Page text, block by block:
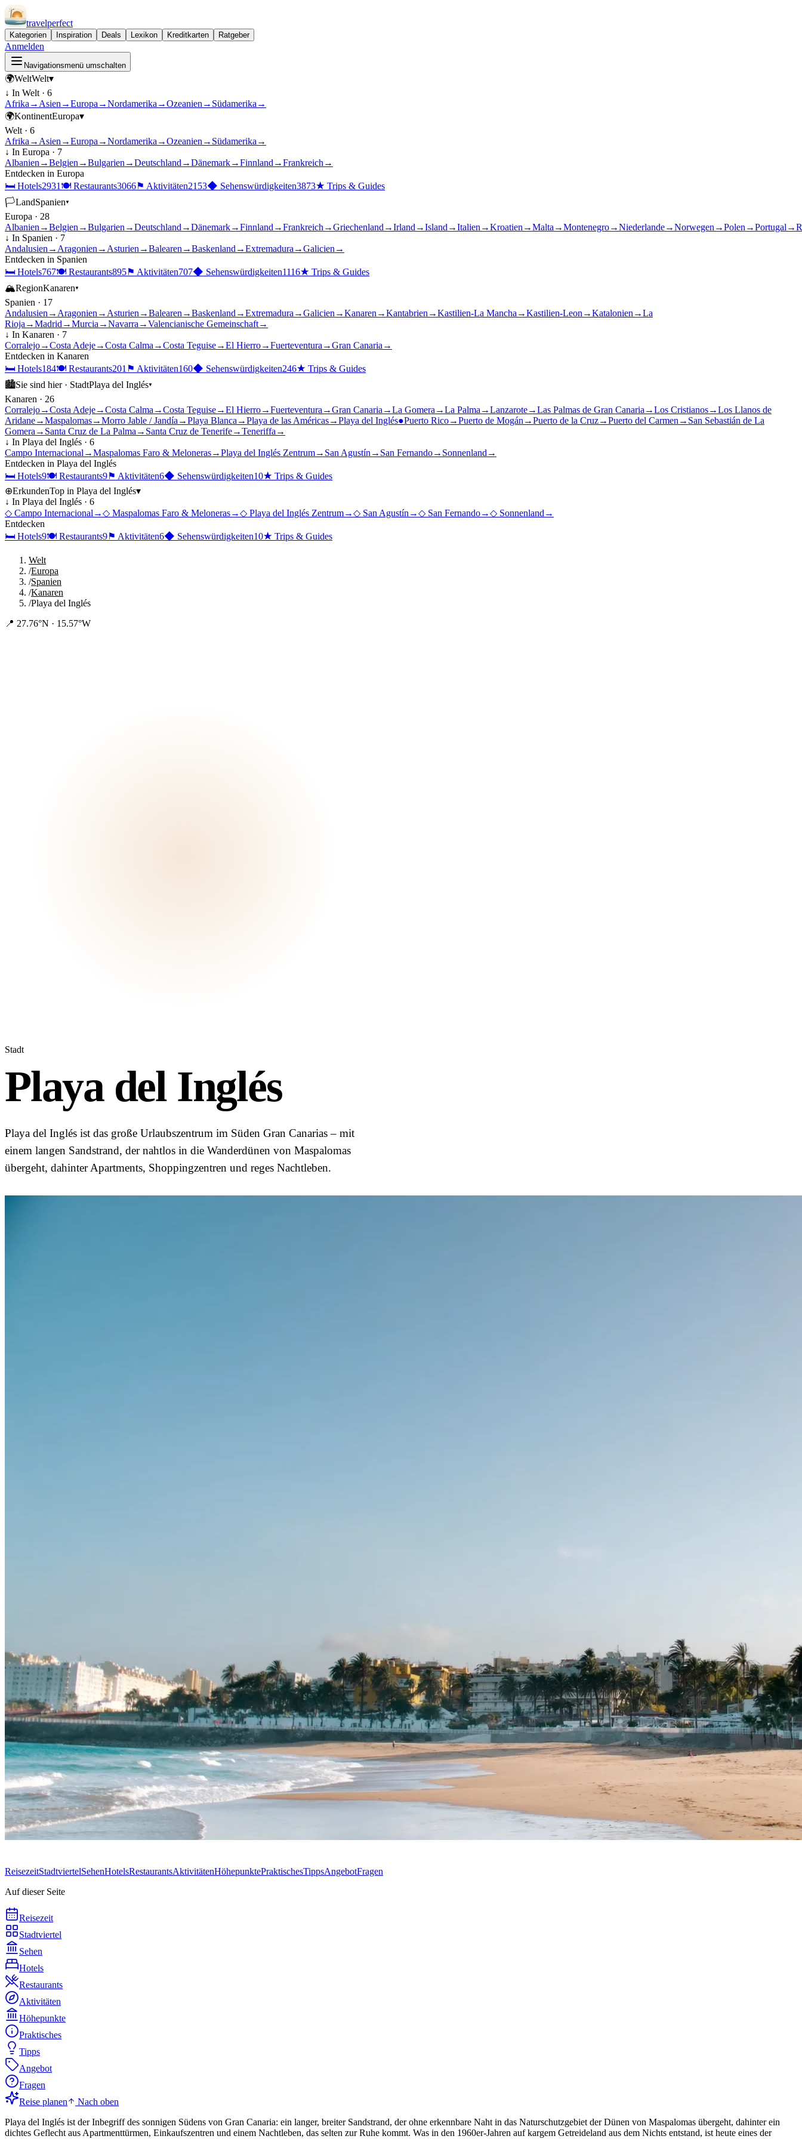
travelperfect
Kategorien Inspiration Deals Lexikon Kreditkarten Ratgeber
Anmelden
Navigationsmenü umschalten
🌍WeltWelt▾
↓ In Welt · 6
Afrika → Asien →Europa →Nordamerika →Ozeanien → Südamerika →
🌍KontinentEuropa▾
Welt · 6
Afrika → Asien →Europa →Nordamerika →Ozeanien → Südamerika →
↓ In Europa · 7
Albanien →Belgien →Bulgarien →Deutschland →Dänemark→Finnland →Frankreich →
Entdecken in Europa
🛏 Hotels2931 🍽 Restaurants3066⚑ Aktivitäten2153◆ Sehenswürdigkeiten3873★ Trips & Guides
🏳LandSpanien▾
Europa · 28
Albanien →Belgien →Bulgarien →Deutschland →Dänemark→Finnland →Frankreich →Griechenland →Irland →Island →Italien →Kroatien →Malta →Montenegro→Niederlande→Norwegen →Polen →Portugal →
↓ In Spanien · 7
Andalusien → Aragonien → Asturien →Balearen →Baskenland →Extremadura →Galicien →
Entdecken in Spanien
🛏 Hotels767🍽 Restaurants895⚑ Aktivitäten707◆ Sehenswürdigkeiten1116★ Trips & Guides
🏔RegionKanaren▾
Spanien · 17
Andalusien → Aragonien → Asturien →Balearen →Baskenland →Extremadura →Galicien →Kanaren →Kantabrien →Kastilien-La Mancha →Kastilien-Leon →Katalonien →La
Rioja →Madrid →Murcia →Navarra →Valencianische Gemeinschaft→
↓ In Kanaren · 7
Corralejo→Costa Adeje→Costa Calma →Costa Teguise→El Hierro→Fuerteventura →Gran Canaria →
Entdecken in Kanaren
🛏 Hotels184🍽 Restaurants201 ⚑ Aktivitäten160◆ Sehenswürdigkeiten246★ Trips & Guides
🏙Sie sind hier · StadtPlaya del Inglés▾
Kanaren · 26
Corralejo→Costa Adeje→Costa Calma →Costa Teguise→El Hierro→Fuerteventura →Gran Canaria →La Gomera →La Palma →Lanzarote→Las Palmas de Gran Canaria →Los Cristianos→Los Llanos de
Aridane→Maspalomas→Morro Jable / Jandía →Playa Blanca →Playa de las Américas→Playa del Inglés●Puerto Rico→Puerto de Mogán →Puerto de la Cruz→Puerto del Carmen → San Sebastián de La
Gomera → Santa Cruz de La Palma → Santa Cruz de Tenerife→Teneriffa →
↓ In Playa del Inglés · 6
Campo Internacional →Maspalomas Faro & Meloneras→Playa del Inglés Zentrum→ San Agustín → San Fernando→ Sonnenland →
Entdecken in Playa del Inglés
🛏 Hotels9🍽 Restaurants9⚑ Aktivitäten6◆ Sehenswürdigkeiten10★ Trips & Guides
⊕ErkundenTop in Playa del Inglés▾
↓ In Playa del Inglés · 6
◇ Campo Internacional →◇ Maspalomas Faro & Meloneras→◇ Playa del Inglés Zentrum→◇ San Agustín →◇ San Fernando→◇ Sonnenland →
Entdecken
🛏 Hotels9🍽 Restaurants9⚑ Aktivitäten6◆ Sehenswürdigkeiten10★ Trips & Guides
Welt
/Europa
/Spanien
/Kanaren
/Playa del Inglés
📍 27.76°N · 15.57°W
Stadt
Playa del Inglés
Playa del Inglés ist das große Urlaubszentrum im Süden Gran Canarias – mit
einem langen Sandstrand, der nahtlos in die Wanderdünen von Maspalomas
übergeht, dahinter Apartments, Shoppingzentren und reges Nachtleben.
ReisezeitStadtviertelSehenHotelsRestaurantsAktivitätenHöhepunktePraktischesTippsAngebotFragen
Auf dieser Seite
Reisezeit
Stadtviertel
Sehen
Hotels
Restaurants
Aktivitäten
Höhepunkte
Praktisches
Tipps
Angebot
Fragen
Reise planen
Nach oben
Playa del Inglés ist der Inbegriff des sonnigen Südens von Gran Canaria: ein langer, breiter Sandstrand, der ohne erkennbare Naht in das Naturschutzgebiet der Dünen von Maspalomas übergeht, dahinter ein
dichtes Geflecht aus Apartmenttürmen, Einkaufszentren und einem Nachtleben, das selten zur Ruhe kommt. Was in den 1960er-Jahren auf kargem Getreideland aus dem Nichts entstand, ist heute eines der